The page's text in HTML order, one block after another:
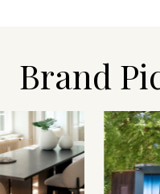
Brand